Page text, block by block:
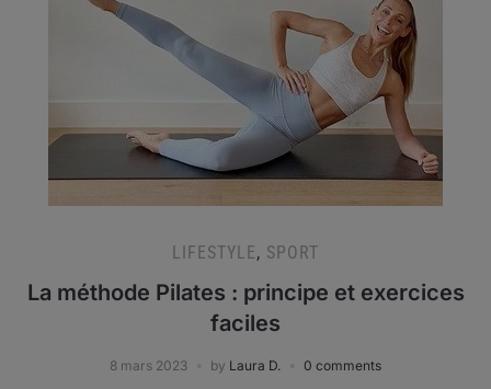
LIFESTYLE, SPORT
La méthode Pilates : principe et exercices
faciles
8 mars 2023 by Laura D. 0 comments